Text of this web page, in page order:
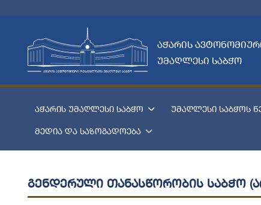
აჭარის
უმაღლესი საბჭო
აჭარის უმაღლესი საბჭო უმაღლესი საბჭოს
მედია და საზოგადოება
გენდერული თანასწორობის საბჭო